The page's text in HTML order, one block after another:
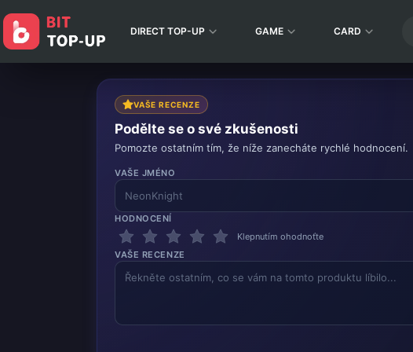
DIRECT TOP-UP GAME CARD
VAŠE RECENZE
Podělte se o své zkušenosti
Pomozte ostatním tím, že níže zanecháte rychlé hodnocení.
VAŠE JMÉNO
HODNOCENÍ
Klepnutím ohodnoťte
VAŠE RECENZE